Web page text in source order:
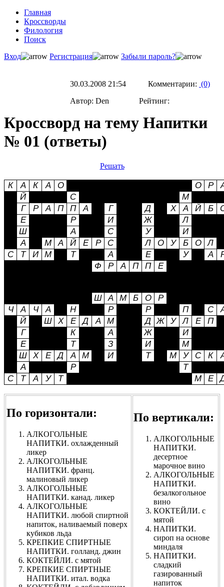
Главная
Кроссворды
Филология
Поиск
Вход
Регистрация Забыли пароль?
30.03.2008 21:54 Комментарии: (0)
Автор: Den Рейтинг:
Кроссворд на тему Напитки
№ 01 (ответы)
Решать
По горизонтали:
АЛКОГОЛЬНЫЕ
НАПИТКИ. охлажденный
ликер
АЛКОГОЛЬНЫЕ
НАПИТКИ. франц.
малиновый ликер
АЛКОГОЛЬНЫЕ
НАПИТКИ. канад. ликер
АЛКОГОЛЬНЫЕ
НАПИТКИ. любой спиртной
напиток, наливаемый поверх
кубиков льда
КРЕПКИЕ СПИРТНЫЕ
НАПИТКИ. голланд. джин
КОКТЕЙЛИ. с мятой
КРЕПКИЕ СПИРТНЫЕ
НАПИТКИ. итал. водка
По вертикали:
АЛКОГОЛЬНЫЕ
НАПИТКИ.
десертное
марочное вино
АЛКОГОЛЬНЫЕ
НАПИТКИ.
безалкогольное
вино
КОКТЕЙЛИ. с
мятой
НАПИТКИ.
сироп на основе
миндаля
НАПИТКИ.
сладкий
газированный
напиток